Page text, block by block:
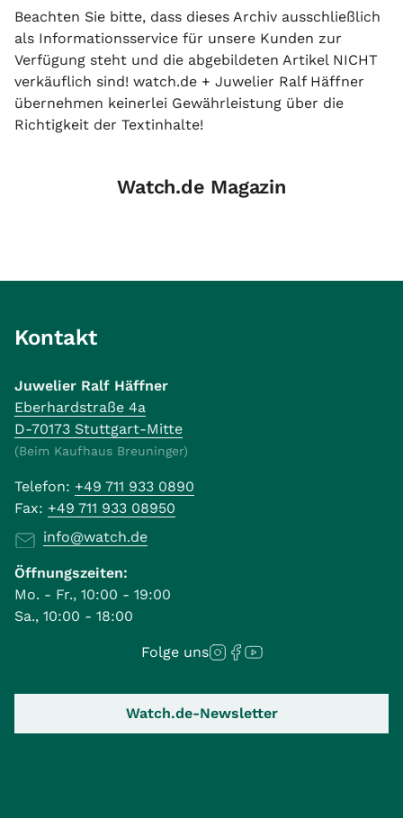
Beachten Sie bitte, dass dieses Archiv ausschließlich
als Informationsservice für unsere Kunden zur
Verfügung steht und die abgebildeten Artikel NICHT
verkäuflich sind! watch.de + Juwelier Ralf Häffner
übernehmen keinerlei Gewährleistung über die
Richtigkeit der Textinhalte!
Watch.de Magazin
Kontakt
Juwelier Ralf Häffner
Eberhardstraße 4a
D-70173 Stuttgart-Mitte
(Beim Kaufhaus Breuninger)
Telefon: +49 711 933 0890
Fax: +49 711 933 08950
info@watch.de
Öffnungszeiten:
Mo. - Fr., 10:00 - 19:00
Sa., 10:00 - 18:00
Folge uns
Watch.de-Newsletter